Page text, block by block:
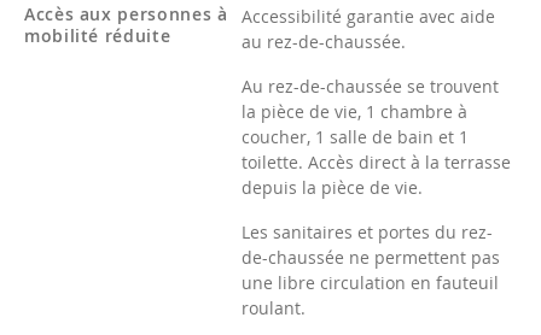
Accès aux personnes à
mobilité réduite
Accessibilité garantie avec aide
au rez-de-chaussée.
Au rez-de-chaussée se trouvent
la pièce de vie, 1 chambre à
coucher, 1 salle de bain et 1
toilette. Accès direct à la terrasse
depuis la pièce de vie.
Les sanitaires et portes du rez-
de-chaussée ne permettent pas
une libre circulation en fauteuil
roulant.